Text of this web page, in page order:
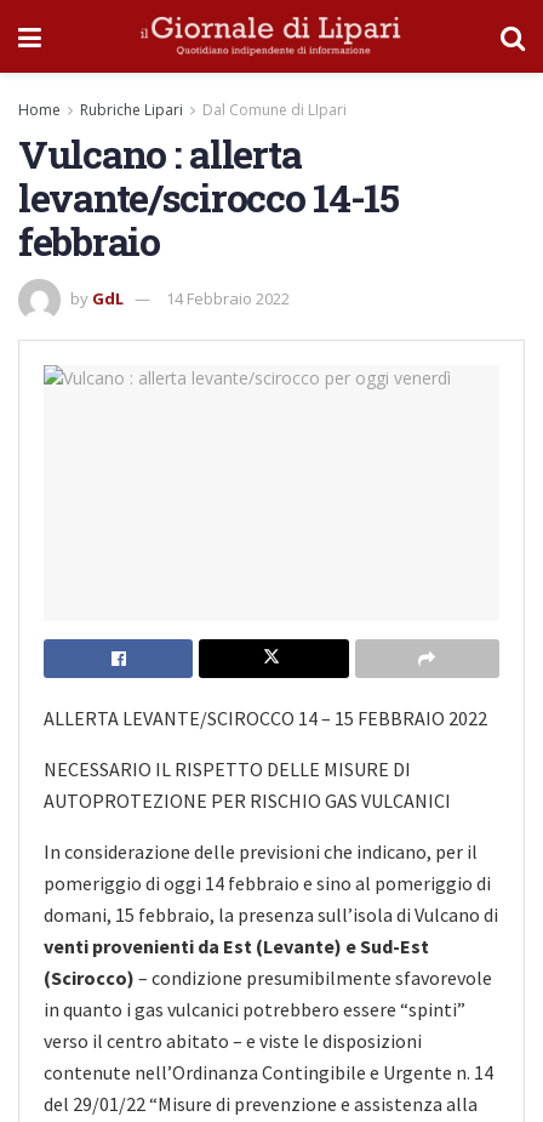
Home Rubriche Lipari Dal Comune di LIpari
Vulcano : allerta
levante/scirocco 14-15
febbraio
by GdL 14 Febbraio 2022
ALLERTA LEVANTE/SCIROCCO 14 – 15 FEBBRAIO 2022
NECESSARIO IL RISPETTO DELLE MISURE DI
AUTOPROTEZIONE PER RISCHIO GAS VULCANICI
In considerazione delle previsioni che indicano, per il
pomeriggio di oggi 14 febbraio e sino al pomeriggio di
domani, 15 febbraio, la presenza sull’isola di Vulcano di
venti provenienti da Est (Levante) e Sud-Est
(Scirocco) – condizione presumibilmente sfavorevole
in quanto i gas vulcanici potrebbero essere “spinti”
verso il centro abitato – e viste le disposizioni
contenute nell’Ordinanza Contingibile e Urgente n. 14
del 29/01/22 “Misure di prevenzione e assistenza alla